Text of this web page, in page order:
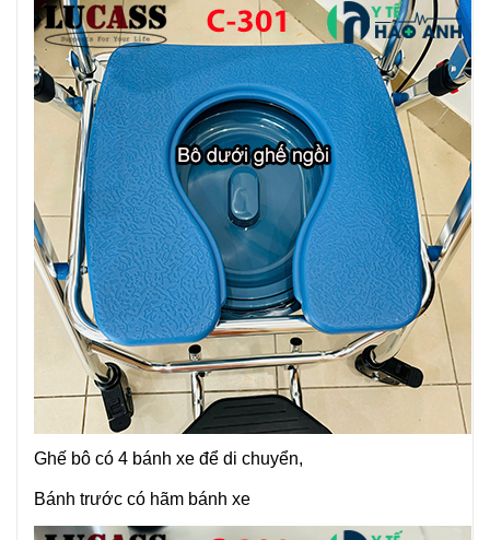
Ghế bô có 4 bánh xe để di chuyển,
Bánh trước có hãm bánh xe